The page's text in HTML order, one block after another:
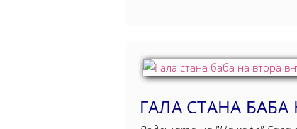
ГАЛА СТАНА